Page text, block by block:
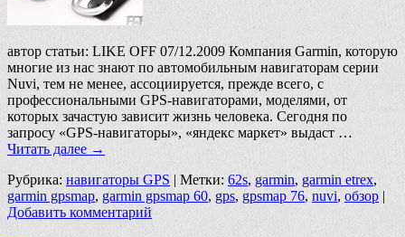
автор статьи: LIKE OFF 07/12.2009 Компания Garmin, которую
многие из нас знают по автомобильным навигаторам серии
Nuvi, тем не менее, ассоциируется, прежде всего, с
профессиональными GPS-навигаторами, моделями, от
которых зачастую зависит жизнь человека. Сегодня по
запросу «GPS-навигаторы», «яндекс маркет» выдаст …
Читать далее →
Рубрика: навигаторы GPS | Метки: 62s, garmin, garmin etrex,
garmin gpsmap, garmin gpsmap 60, gps, gpsmap 76, nuvi, обзор |
Добавить комментарий